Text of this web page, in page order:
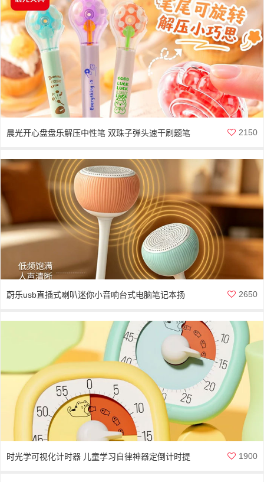
晨光开心盘盘乐解压中性笔 双珠子弹头速干刷题笔 2150
蔚乐usb直插式喇叭迷你小音响台式电脑笔记本扬 2650
时光学可视化计时器 儿童学习自律神器定倒计时提 1900